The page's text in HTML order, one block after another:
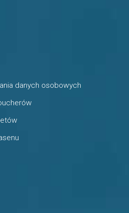
danych osobowych